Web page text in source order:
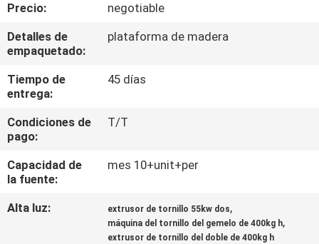
CONTROL
DE
CALIDAD
ÉNTRENOS
EN
CONTACTO
CON
Precio:
negotiable
Detalles de
empaquetado:
plataforma de madera
Tiempo de
entrega:
45 días
Condiciones de
pago:
T/T
Capacidad de
la fuente:
mes 10+unit+per
Alta luz: extrusor de tornillo 55kw dos,
máquina del tornillo del gemelo de 400kg h,
extrusor de tornillo del doble de 400kg h